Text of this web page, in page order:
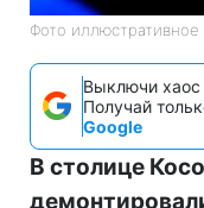
Фото иллюстративное
Выключи
Получай
Google
В столице